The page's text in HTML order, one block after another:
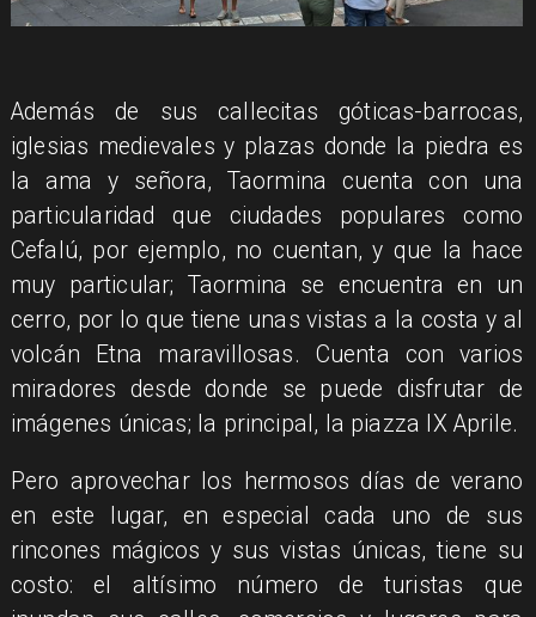
Además de sus callecitas góticas-barrocas,
iglesias medievales y plazas donde la piedra es
la ama y señora, Taormina cuenta con una
particularidad que ciudades populares como
Cefalú, por ejemplo, no cuentan, y que la hace
muy particular; Taormina se encuentra en un
cerro, por lo que tiene unas vistas a la costa y al
volcán Etna maravillosas. Cuenta con varios
miradores desde donde se puede disfrutar de
imágenes únicas; la principal, la piazza IX Aprile.​
Pero aprovechar los hermosos días de verano
en este lugar, en especial cada uno de sus
rincones mágicos y sus vistas únicas, tiene su
costo: el altísimo número de turistas que